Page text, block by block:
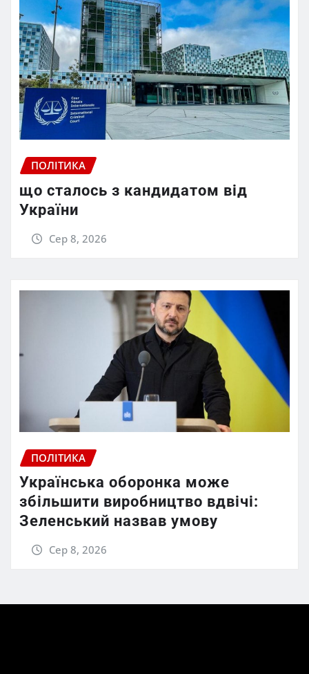
ПОЛІТИКА
що сталось з кандидатом від
України
Сер 8, 2026
ПОЛІТИКА
Українська оборонка може
збільшити виробництво вдвічі:
Зеленський назвав умову
Сер 8, 2026